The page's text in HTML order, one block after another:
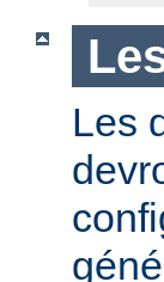
Les